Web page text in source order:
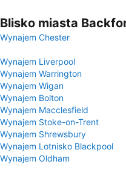
Blisko miasta
Wynajem Chester
Wynajem Liverpool
Wynajem Warrington
Wynajem Wigan
Wynajem Bolton
Wynajem Macclesfield
Wynajem Stoke-on-Trent
Wynajem Shrewsbury
Wynajem Lotnisko Blackpool
Wynajem Oldham